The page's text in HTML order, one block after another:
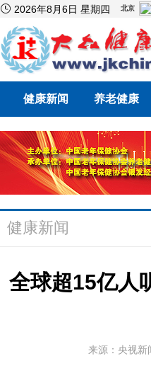
 2026年8月6日 星期四
健康新闻 养老健康
健康新闻
全球超15亿人
来源：央视